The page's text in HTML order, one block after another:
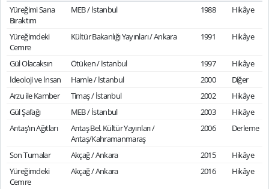
Yüreğimi Sana
Bıraktım
MEB / İstanbul 1988 Hikâye
Yüreğimdeki
Cemre
Kültür Bakanlığı Yayınları / Ankara 1991 Hikâye
Gül Olacaksın Ötüken / İstanbul 1997
Hikâye
İdeoloji ve İnsan
Hamle / İstanbul 2000
Diğer
Arzu ile Kamber
Timaş / İstanbul 2002
Hikâye
Gül Şafağı
MEB / İstanbul 2003
Hikâye
Arıtaş'ın Ağıtları
Arıtaş Bel. Kültür Yayınları /
Arıtaş/Kahramanmaraş
2006 Derleme
Son Turnalar Akçağ / Ankara 2015
Hikâye
Yüreğimdeki
Cemre
Akçağ / Ankara 2016 Hikâye